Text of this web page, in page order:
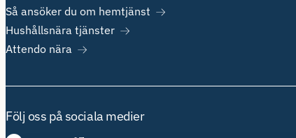
Så ansöker du om hemtjänst
Hushållsnära tjänster
Attendo nära
Följ oss på sociala medier